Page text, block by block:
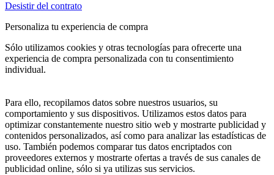
Desistir del contrato
Personaliza tu experiencia de compra
Sólo utilizamos cookies y otras tecnologías para ofrecerte una
experiencia de compra personalizada con tu consentimiento
individual.
Para ello, recopilamos datos sobre nuestros usuarios, su
comportamiento y sus dispositivos. Utilizamos estos datos para
optimizar constantemente nuestro sitio web y mostrarte publicidad y
contenidos personalizados, así como para analizar las estadísticas de
uso. También podemos comparar tus datos encriptados con
proveedores externos y mostrarte ofertas a través de sus canales de
publicidad online, sólo si ya utilizas sus servicios.